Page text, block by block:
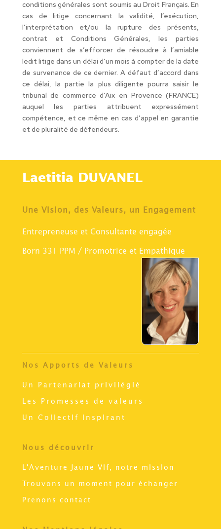
conditions générales sont soumis au Droit Français. En
cas de litige concernant la validité, l’exécution,
l’interprétation et/ou la rupture des présents,
contrat et Conditions Générales, les parties
conviennent de s’efforcer de résoudre à l’amiable
ledit litige dans un délai d’un mois à compter de la date
de survenance de ce dernier. A défaut d’accord dans
ce délai, la partie la plus diligente pourra saisir le
tribunal de commerce d’Aix en Provence (FRANCE)
auquel les parties attribuent expressément
compétence, et ce même en cas d’appel en garantie
et de pluralité de défendeurs.
Laetitia DUVANEL
Une Vision, des Valeurs, un Engagement
Entrepreneuse et Consultante engagée
Born 331 PPM / Promotrice et Empathique
Nos Apports de Valeurs
Un Partenariat privilégié
Les Promesses de valeurs
Un Collectif inspirant
Nous découvrir
L'Aventure Jaune Vif, notre mission
Trouvons un moment pour échanger
Prenons contact